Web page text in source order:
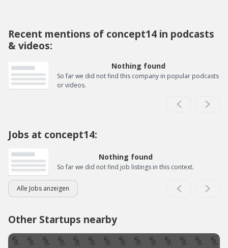
Recent mentions of concept14 in podcasts
& videos:
Nothing found
So far we did not find this company in popular podcasts
or videos.
Jobs at concept14:
Nothing found
So far we did not find job listings in this context.
Alle Jobs anzeigen
Other Startups nearby